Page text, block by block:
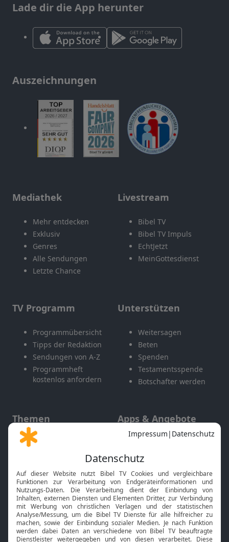
Lade dir die App herunter
Auszeichnungen
Mediathek
Mehr entdecken
Exklusiv
Genres
Alle Sendungen
Letzte Chance
Livestream
Bibel TV
Bibel TV Impuls
EchtJetzt
MeinGottesdienst
TV Programm
Programmübersicht
Tipps der Redaktion
Sendungen von A-Z
Programmheft
kostenlos anfordern
Unterstützen
Weitersagen
Beten
Spenden
Testamentsspende
Botschafter werden
Themen
Gott und Bibel erklärt
Neuigkeiten
Apps & Angebote
Mobile App
Smart TV
HbbTV
Bibelthek Online-Bibel
Nächster Gottesdienst